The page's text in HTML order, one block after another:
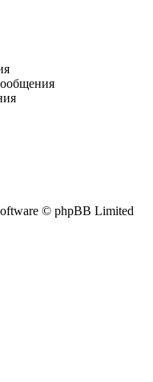
© phpBB Limited